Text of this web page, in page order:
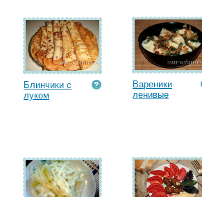
Блинчики с
луком
Вареники
ленивые